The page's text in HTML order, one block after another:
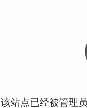
站点已经被管理